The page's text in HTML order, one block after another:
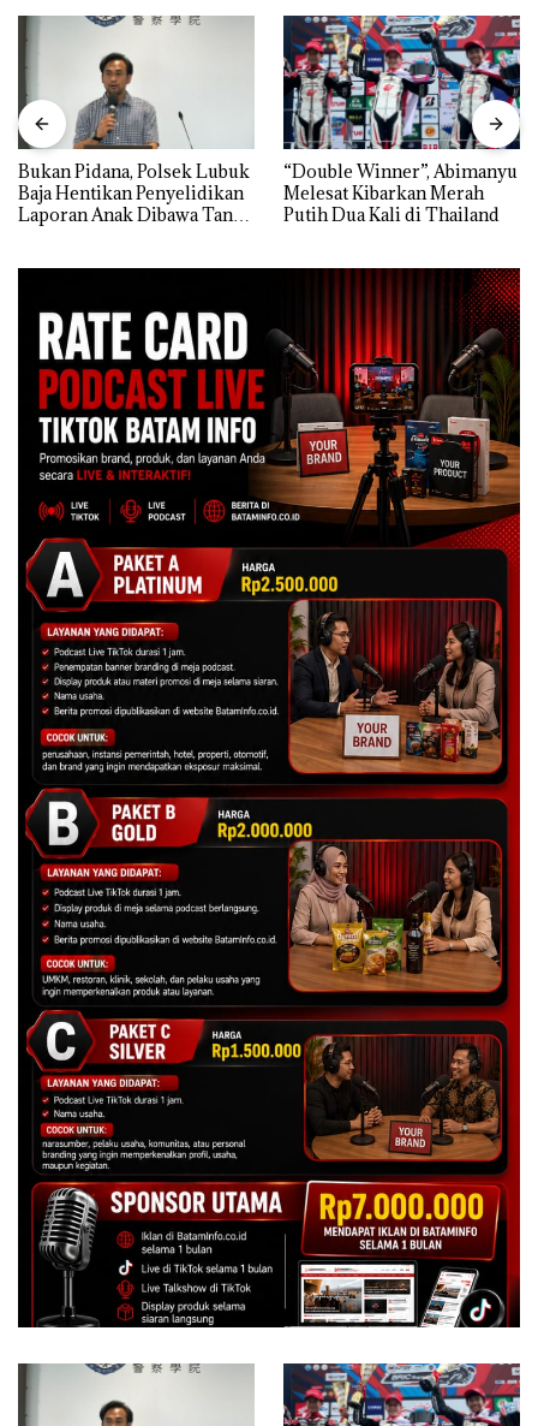
Bukan Pidana, Polsek Lubuk
Baja Hentikan Penyelidikan
Laporan Anak Dibawa Tanpa
“Double Winner”, Abimanyu
Melesat Kibarkan Merah
Putih Dua Kali di Thailand